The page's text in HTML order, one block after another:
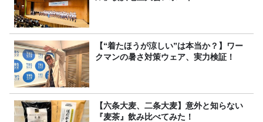
【“着たほうが涼しい”は本当か？】ワー
クマンの暑さ対策ウェア、実力検証！
【六条大麦、二条大麦】意外と知らない
『麦茶』飲み比べてみた！